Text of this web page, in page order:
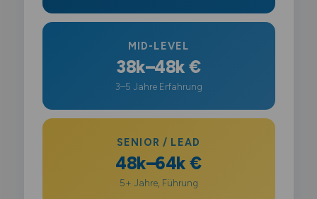
MID-LEVEL
38k–48k €
3–5 Jahre Erfahrung
SENIOR / LEAD
48k–64k €
5+ Jahre, Führung